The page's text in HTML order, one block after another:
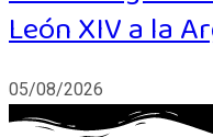
León XIV a la
05/08/2026